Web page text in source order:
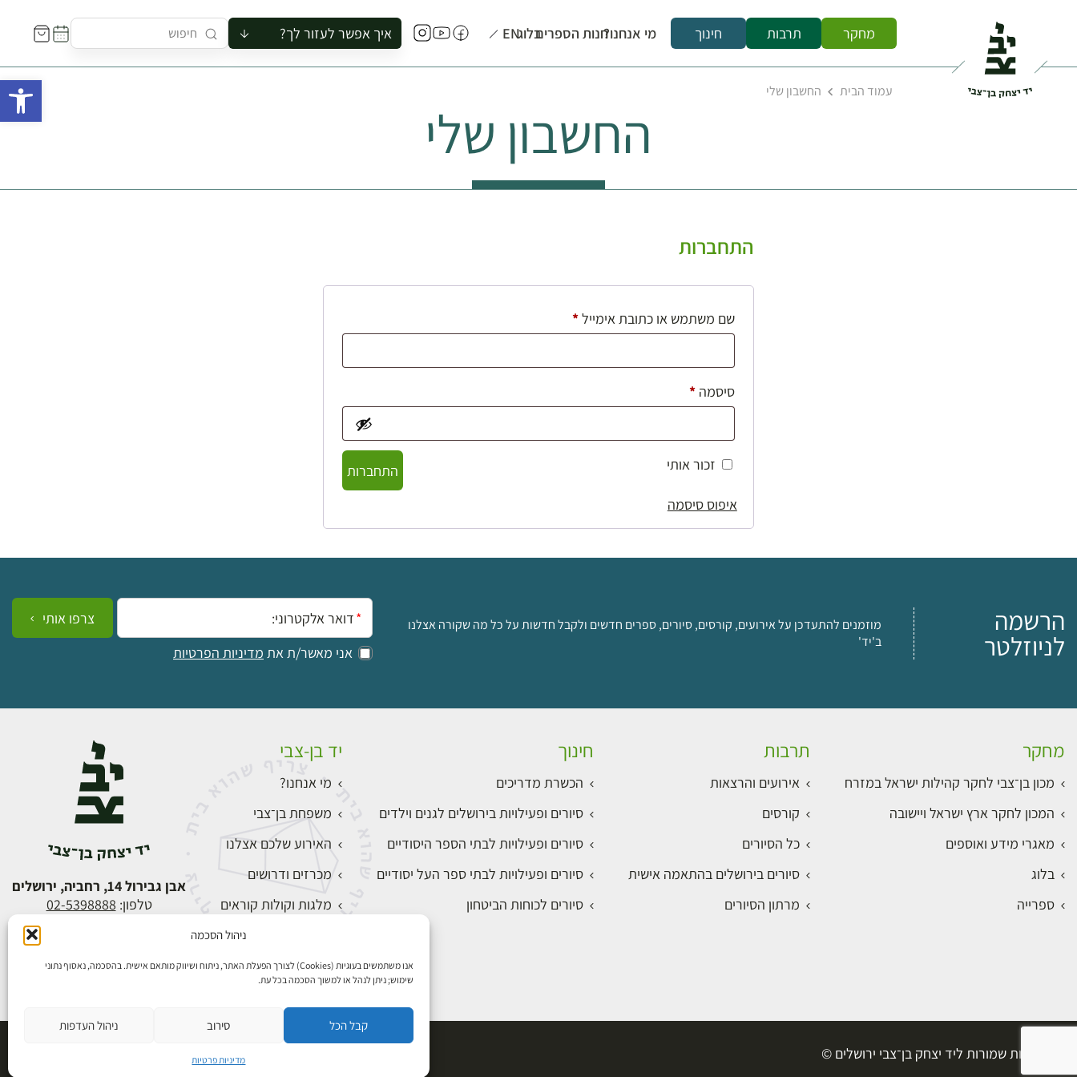
ניהול הסכמה
אנו משתמשים בעוגיות (Cookies) לצורך הפעלת האתר, ניתוח ושיווק מותאם אישית. בהסכמה, נאסוף נתוני
שימוש; ניתן לנהל או למשוך הסכמה בכל עת.
קבל הכל סירוב ניהול העדפות
מדיניות פרטיות
מחקר תרבות חינוך מי אנחנו?חנות הספריםבלוגEN איך אפשר לעזור לך?
להזמין סיור לקבוצה
לתאם ביקור בצריף
עמוד הבית החשבון שלי
החשבון שלי
התחברות
שם משתמש או כתובת אימייל*חובה
סיסמה*חובה
זכור אותי
התחברות
איפוס סיסמה
הרשמה
לניוזלטר
מוזמנים להתעדכן על אירועים, קורסים, סיורים, ספרים חדשים ולקבל חדשות על כל מה שקורה אצלנו
ב'יד'
אימייל:
אני מאשר/ת את מדיניות הפרטיות
צרפו אותי
מחקר
מכון בן־צבי לחקר קהילות ישראל במזרח
המכון לחקר ארץ ישראל ויישובה
מאגרי מידע ואוספים
בלוג
ספרייה
תרבות
אירועים והרצאות
קורסים
כל הסיורים
סיורים בירושלים בהתאמה אישית
מרתון הסיורים
חינוך
הכשרת מדריכים
סיורים ופעילויות בירושלים לגנים וילדים
סיורים ופעילויות לבתי הספר היסודיים
סיורים ופעילויות לבתי ספר העל יסודיים
סיורים לכוחות הביטחון
יד בן-צבי
מי אנחנו?
משפחת בן־צבי
האירוע שלכם אצלנו
מכרזים ודרושים
מלגות וקולות קוראים
התחברות
אבן גבירול 14, רחביה, ירושלים
טלפון: 02-5398888
כל הזכויות שמורות ליד יצחק בן־צבי ירושלים ©